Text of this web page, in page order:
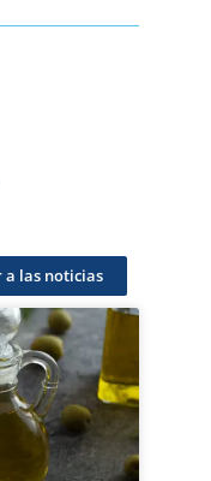
a las noticias